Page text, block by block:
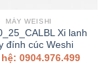
MÁY WEISHI
Xi lanh
đính cúc Weshi
0904.976.499